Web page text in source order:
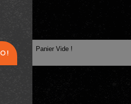
Panier Vide !